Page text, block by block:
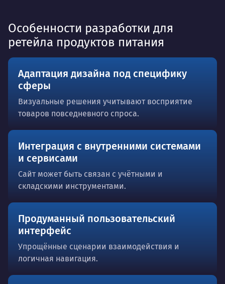
Особенности разработки для
ретейла продуктов питания
Адаптация дизайна под специфику
сферы
Визуальные решения учитывают восприятие
товаров повседневного спроса.
Интеграция с внутренними системами
и сервисами
Сайт может быть связан с учётными и
складскими инструментами.
Продуманный пользовательский
интерфейс
Упрощённые сценарии взаимодействия и
логичная навигация.